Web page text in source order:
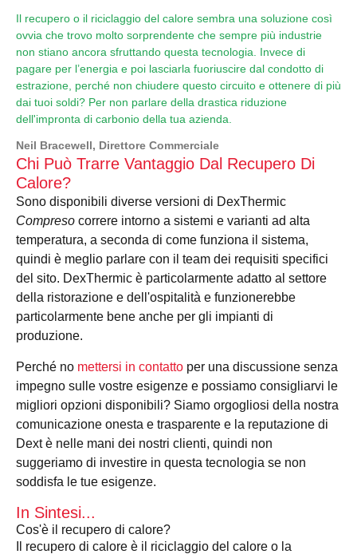
Il recupero o il riciclaggio del calore sembra una soluzione così
ovvia che trovo molto sorprendente che sempre più industrie
non stiano ancora sfruttando questa tecnologia. Invece di
pagare per l’energia e poi lasciarla fuoriuscire dal condotto di
estrazione, perché non chiudere questo circuito e ottenere di più
dai tuoi soldi? Per non parlare della drastica riduzione
dell'impronta di carbonio della tua azienda.
Neil Bracewell, Direttore Commerciale
Chi Può Trarre Vantaggio Dal Recupero Di
Calore?
Sono disponibili diverse versioni di DexThermic
Compreso correre intorno a sistemi e varianti ad alta
temperatura, a seconda di come funziona il sistema,
quindi è meglio parlare con il team dei requisiti specifici
del sito. DexThermic è particolarmente adatto al settore
della ristorazione e dell'ospitalità e funzionerebbe
particolarmente bene anche per gli impianti di
produzione.
Perché no mettersi in contatto per una discussione senza
impegno sulle vostre esigenze e possiamo consigliarvi le
migliori opzioni disponibili? Siamo orgogliosi della nostra
comunicazione onesta e trasparente e la reputazione di
Dext è nelle mani dei nostri clienti, quindi non
suggeriamo di investire in questa tecnologia se non
soddisfa le tue esigenze.
In Sintesi...
Cos'è il recupero di calore?
Il recupero di calore è il riciclaggio del calore o la